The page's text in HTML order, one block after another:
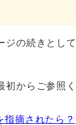
ジの続きとし
初からご参照く
指摘されたら？